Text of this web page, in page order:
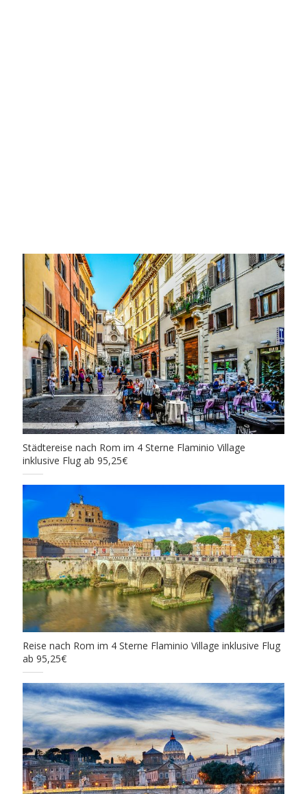
Städtereise nach Rom im 4 Sterne Flaminio Village
inklusive Flug ab 95,25€
Reise nach Rom im 4 Sterne Flaminio Village inklusive Flug
ab 95,25€